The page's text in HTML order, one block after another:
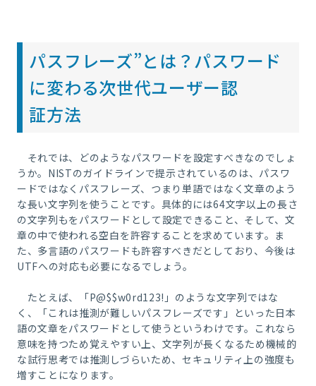
パスフレーズ”とは？パスワード
に変わる次世代ユーザー認
証方法
それでは、どのようなパスワードを設定すべきなのでしょ
うか。NISTのガイドラインで提示されているのは、パスワ
ードではなくパスフレーズ、つまり単語ではなく文章のよう
な長い文字列を使うことです。具体的には64文字以上の長さ
の文字列もをパスワードとして設定できること、そして、文
章の中で使われる空白を許容することを求めています。ま
た、多言語のパスワードも許容すべきだとしており、今後は
UTFへの対応も必要になるでしょう。
たとえば、「P@$$w0rd123!」のような文字列ではな
く、「これは推測が難しいパスフレーズです」といった日本
語の文章をパスワードとして使うというわけです。これなら
意味を持つため覚えやすい上、文字列が長くなるため機械的
な試行思考では推測しづらいため、セキュリティ上の強度も
増すことになります。